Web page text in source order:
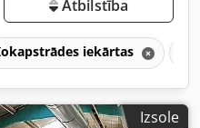
Atbilstība
iekārtas
Izsole